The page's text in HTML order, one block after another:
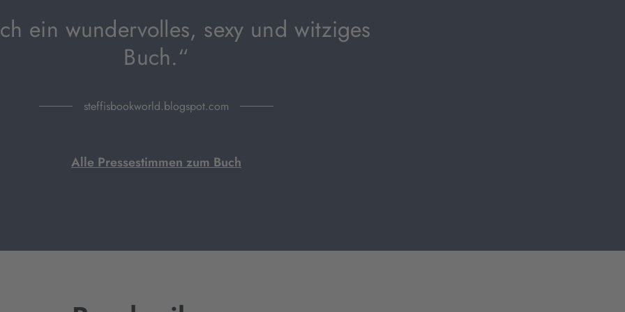
ein wundervolles, sexy und witziges
Buch.“
steffisbookworld.blogspot.com
Alle Pressestimmen zum Buch